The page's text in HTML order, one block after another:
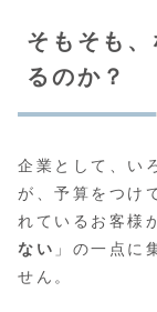
そもそも
るのか？
企業として、い
が、予算をつけ
れているお客様
ない 」の一点に
せん。